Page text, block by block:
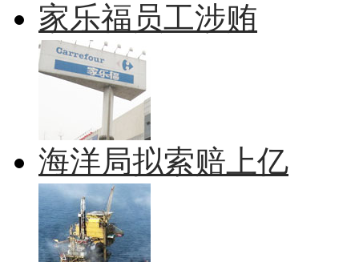
家乐福员工涉贿
海洋局拟索赔上亿